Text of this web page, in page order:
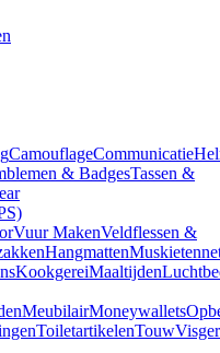
CamouflageCommunicatie
& BadgesTassen &
Vuur MakenVeldflessen &
Hangmatten
KookgereiMaaltijden
MeubilairMoneywallets
ToiletartikelenTouw